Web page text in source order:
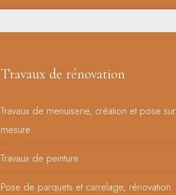
Travaux de rénovation
Travaux de menuiserie, création et pose sur
mesure
Travaux de peinture
Pose de parquets et carrelage, rénovation